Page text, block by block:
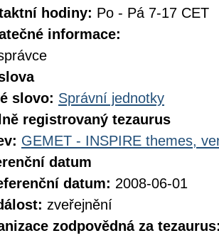
hodiny: Po - Pá 7-17 CET
informace:
slovo: Správní jednotky
registrovaný tezaurus
GEMET - INSPIRE themes,
datum
datum: 2008-06-01
zveřejnění
zodpovědná za